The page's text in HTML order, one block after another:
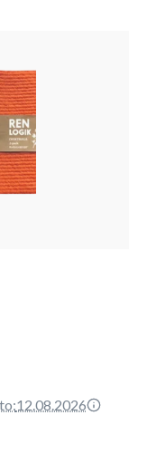
12.08.2026